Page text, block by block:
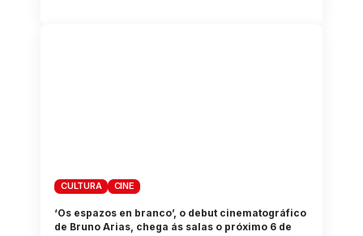
CULTURA CINE
‘Os espazos en branco’, o debut cinematográfico
de Bruno Arias, chega ás salas o próximo 6 de